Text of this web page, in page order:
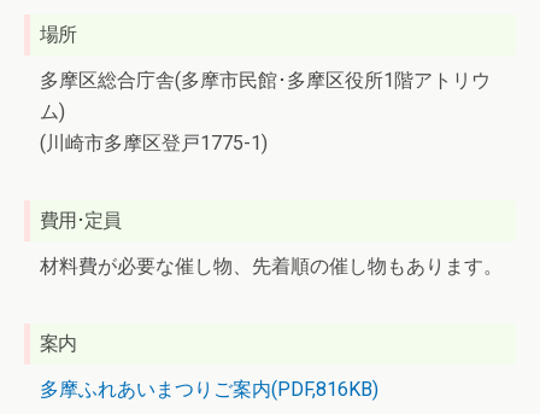
場所
多摩区総合庁舎(多摩市民館･多摩区役所1階アトリウ
ム)
(川崎市多摩区登戸1775-1)
費用･定員
材料費が必要な催し物、先着順の催し物もあります。
案内
多摩ふれあいまつりご案内(PDF,816KB)